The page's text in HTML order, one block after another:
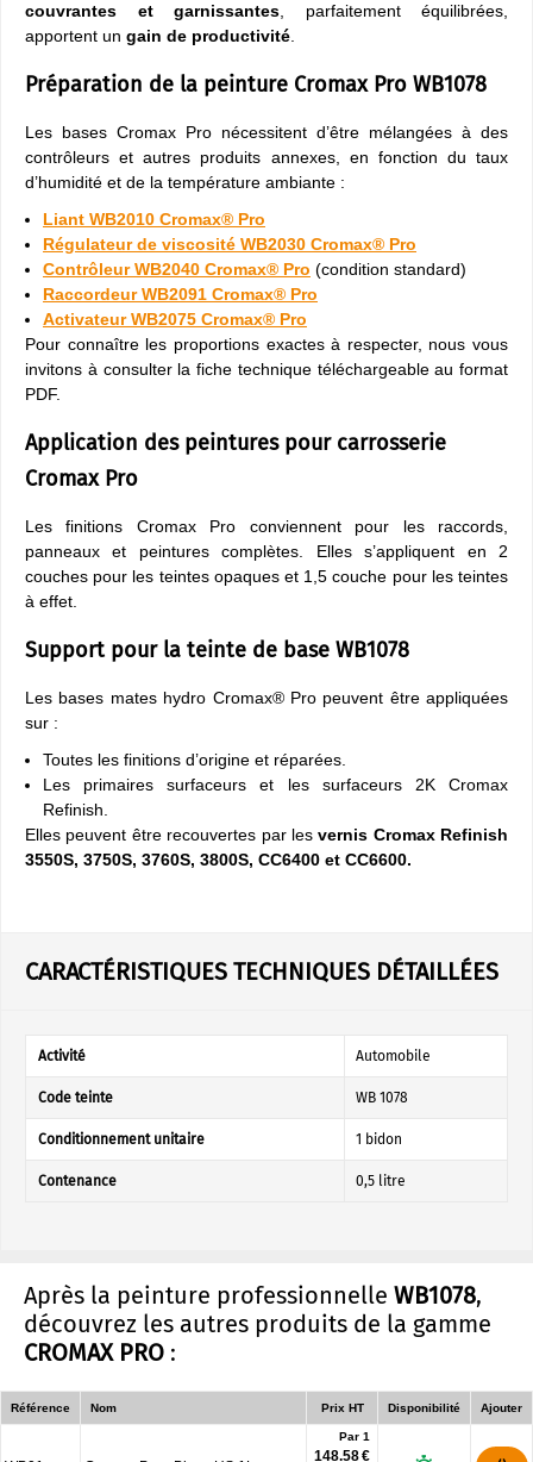
couvrantes et garnissantes , parfaitement équilibrées,
apportent un gain de productivité
Préparation de la peinture Cromax Pro WB1078
Les bases Cromax Pro nécessitent d’être mélangées à des
contrôleurs et autres produits annexes, en fonction du taux
d’humidité et de la température ambiante :
Liant WB2010 Cromax® Pro
Régulateur de viscosité WB2030 Cromax® Pro
Contrôleur WB2040 Cromax® Pro (condition standard)
Raccordeur WB2091 Cromax® Pro
Activateur WB2075 Cromax® Pro
Pour connaître les proportions exactes à respecter, nous vous
invitons à consulter la fiche technique téléchargeable au format
PDF.
Application des peintures pour carrosserie
Cromax Pro
Les finitions Cromax Pro conviennent pour les raccords,
panneaux et peintures complètes. Elles s’appliquent en 2
couches pour les teintes opaques et 1,5 couche pour les teintes
à effet.
Support pour la teinte de base WB1078
Les bases mates hydro Cromax® Pro peuvent être appliquées
sur :
Toutes les finitions d’origine et réparées.
Les primaires surfaceurs et les surfaceurs 2K Cromax
Refinish.
Elles peuvent être recouvertes par lesvernis Cromax Refinish
3550S, 3750S, 3760S, 3800S, CC6400 et CC6600.
CARACTÉRISTIQUES TECHNIQUES DÉTAILLÉES
Activité Automobile
Code teinte WB 1078
Conditionnement unitaire 1 bidon
Contenance 0,5 litre
Après la peinture professionnelle WB1078,
découvrez les autres produits de la gamme
CROMAX PRO :
Référence Nom Prix HT Disponibilité Ajouter
Par 1
148.58 €